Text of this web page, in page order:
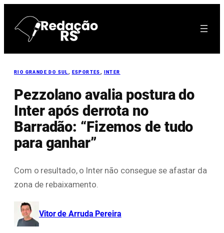
para
RIO GRANDE DO SUL , ESPORTES , INTER
Pezzolano avalia postura do
Inter após derrota no
Barradão: “Fizemos de tudo
para ganhar”
Com o resultado, o Inter não consegue se afastar da
zona de rebaixamento.
Vitor de Arruda Pereira